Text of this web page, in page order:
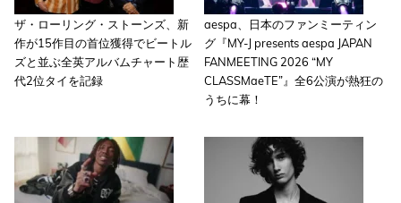
ザ・ローリング・ストーンズ、新
作が15作目の首位獲得でビートル
ズと並ぶ全英アルバムチャート歴
代2位タイを記録
aespa、日本のファンミーティン
グ『MY-J presents aespa JAPAN
FANMEETING 2026 “MY
CLASSMaeTE”』全6公演が熱狂の
うちに幕！